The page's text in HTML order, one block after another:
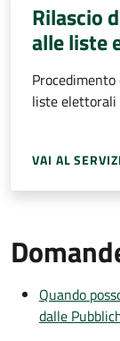
Rilascio
alle liste
liste elettorali
VAI AL
Quando
dalle